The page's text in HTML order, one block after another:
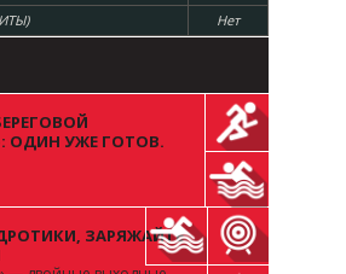
Нет
ОДИН УЖЕ ГОТОВ.
ЗАРЯЖАЙТЕ